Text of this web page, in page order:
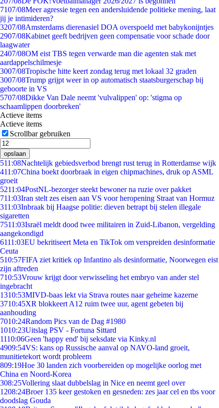
7107/08Meer agressie tegen een andersluidende politieke mening, laat
jij je intimideren?
3207/08Amsterdams dierenasiel DOA overspoeld met babykonijntjes
2907/08Kabinet geeft bedrijven geen compensatie voor schade door
laagwater
2407/08OM eist TBS tegen verwarde man die agenten stak met
aardappelschilmesje
3007/08Tropische hitte keert zondag terug met lokaal 32 graden
3007/08Trump grijpt weer in op automatisch staatsburgerschap bij
geboorte in VS
5707/08Dikke Van Dale neemt 'vulvalippen' op: 'stigma op
schaamlippen doorbreken'
Actieve items
Actieve items
Scrollbar gebruiken
opslaan
511:08Nachtelijk gebiedsverbod brengt rust terug in Rotterdamse wijk
411:07China boekt doorbraak in eigen chipmachines, druk op ASML
groeit
5211:04PostNL-bezorger steekt bewoner na ruzie over pakket
711:03Iran stelt zes eisen aan VS voor heropening Straat van Hormuz
311:03Inbraak bij Haagse politie: dieven betrapt bij stelen illegale
sigaretten
7511:03Israël meldt dood twee militairen in Zuid-Libanon, vergelding
aangekondigd
6111:03EU bekritiseert Meta en TikTok om verspreiden desinformatie
Ceuta
510:57FIFA ziet kritiek op Infantino als desinformatie, Noorwegen eist
zijn aftreden
710:53Vrouw krijgt door verwisseling het embryo van ander stel
ingebracht
1310:53MIVD-baas lekt via Strava routes naar geheime kazerne
3710:45XR blokkeert A12 ruim twee uur, agent gebeten bij
aanhouding
7010:24Random Pics van de Dag #1980
1010:23Uitslag PSV - Fortuna Sittard
1110:06Geen 'happy end' bij seksdate via Kinky.nl
4909:54VS: kans op Russische aanval op NAVO-land groeit,
munitietekort wordt probleem
809:19Hoe 30 landen zich voorbereiden op mogelijke oorlog met
China en Noord-Korea
308:25Vollering slaat dubbelslag in Nice en neemt geel over
1208:24Broer 135 keer gestoken en gesneden: zes jaar cel en tbs voor
doodslag Gouda